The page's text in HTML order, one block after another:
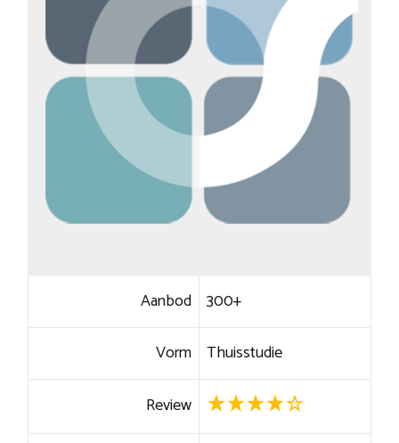
Aanbod 300+
Vorm Thuisstudie
Review